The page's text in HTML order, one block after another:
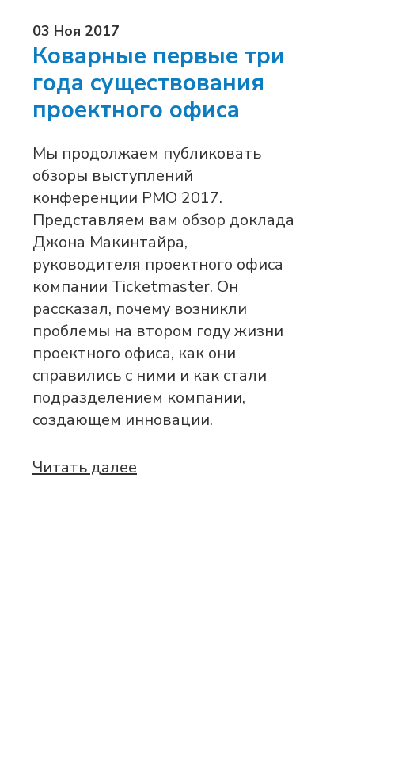
03 Ноя 2017
Коварные первые три
года существования
проектного офиса
Мы продолжаем публиковать
обзоры выступлений
конференции PMO 2017.
Представляем вам обзор доклада
Джона Макинтайра,
руководителя проектного офиса
компании Ticketmaster. Он
рассказал, почему возникли
проблемы на втором году жизни
проектного офиса, как они
справились с ними и как стали
подразделением компании,
создающем инновации.
Читать далее